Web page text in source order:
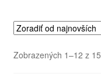
Zobrazených 1–12 z